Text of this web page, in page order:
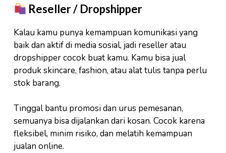
Reseller / Dropshipper
Kalau kamu punya kemampuan komunikasi yang
baik dan aktif di media sosial, jadi reseller atau
dropshipper cocok buat kamu. Kamu bisa jual
produk skincare, fashion, atau alat tulis tanpa perlu
stok barang.
Tinggal bantu promosi dan urus pemesanan,
semuanya bisa dijalankan dari kosan. Cocok karena
fleksibel, minim risiko, dan melatih kemampuan
jualan online.